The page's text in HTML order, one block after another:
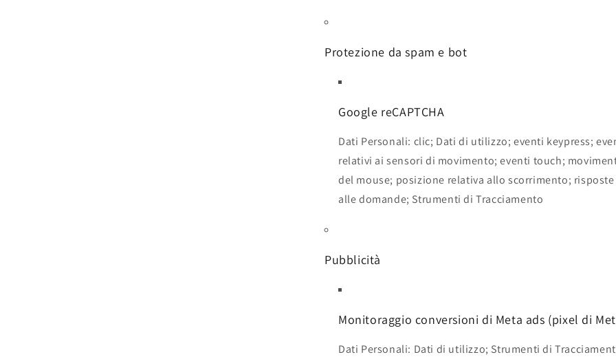
Protezione da spam e bot
Google reCAPTCHA
Dati Personali: clic; Dati di utilizzo; eventi keypress;
relativi ai sensori di movimento; eventi touch;
del mouse; posizione relativa allo scorrimento; risposte
alle domande; Strumenti di Tracciamento
Pubblicità
Monitoraggio conversioni di Meta ads (pixel di
Dati Personali: Dati di utilizzo; Strumenti di